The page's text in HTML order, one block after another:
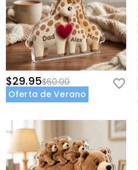
$29.95$60.00
Oferta de Verano